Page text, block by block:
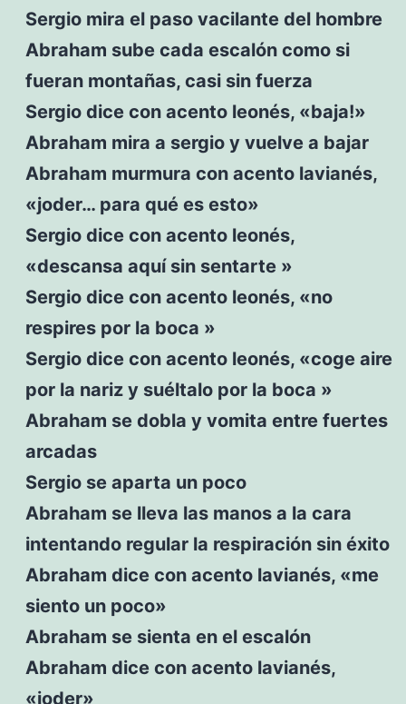
Sergio mira el paso vacilante del hombre
Abraham sube cada escalón como si
fueran montañas, casi sin fuerza
Sergio dice con acento leonés, «baja!»
Abraham mira a sergio y vuelve a bajar
Abraham murmura con acento lavianés,
«joder… para qué es esto»
Sergio dice con acento leonés,
«descansa aquí sin sentarte »
Sergio dice con acento leonés, «no
respires por la boca »
Sergio dice con acento leonés, «coge aire
por la nariz y suéltalo por la boca »
Abraham se dobla y vomita entre fuertes
arcadas
Sergio se aparta un poco
Abraham se lleva las manos a la cara
intentando regular la respiración sin éxito
Abraham dice con acento lavianés, «me
siento un poco»
Abraham se sienta en el escalón
Abraham dice con acento lavianés,
«joder»